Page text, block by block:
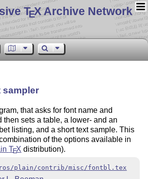
TEX Archive Network
sampler
that asks for font name and
then sets a table, a lower- and an
listing, and a short text sample. This
of the options available in
TEX distribution).
plain/contrib/misc/fontbl.tex